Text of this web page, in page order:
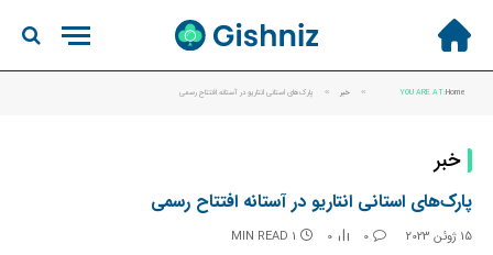
YOU ARE AT:Home
» خبر » پارک‌های استانی انتاریو در آستانه افتتاح رسمی
خبر
پارک‌های استانی انتاریو در آستانه افتتاح رسمی
15 ژوئن 2023 0
0
1 MIN READ